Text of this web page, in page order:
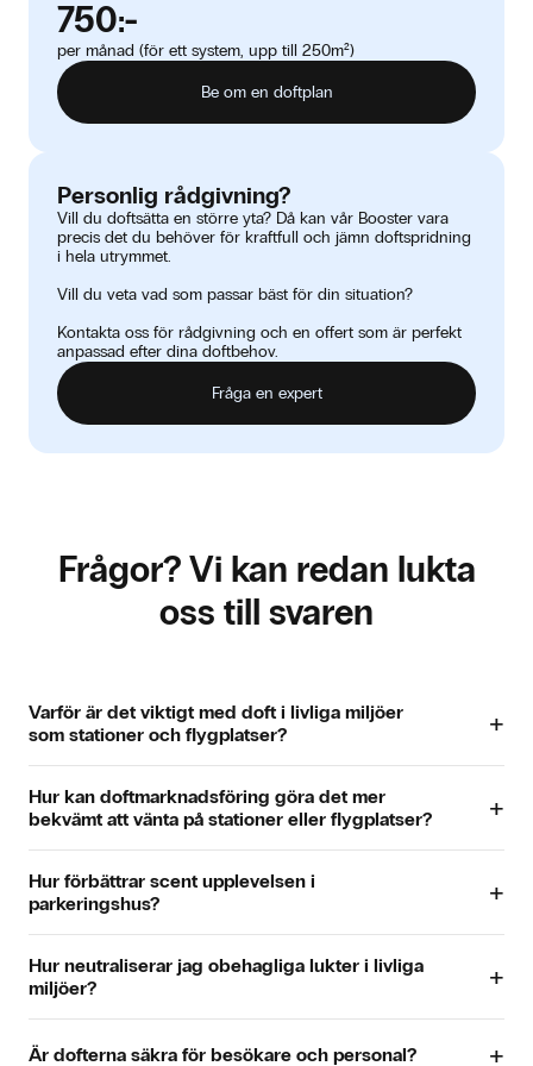
750:-
per månad (för ett system, upp till 250m²)
Be om en doftplan
Personlig rådgivning?
Vill du doftsätta en större yta? Då kan vår Booster vara
precis det du behöver för kraftfull och jämn doftspridning
i hela utrymmet.
Vill du veta vad som passar bäst för din situation?
Kontakta oss för rådgivning och en offert som är perfekt
anpassad efter dina doftbehov.
Fråga en expert
Frågor? Vi kan redan lukta
oss till svaren
Varför är det viktigt med doft i livliga miljöer
som stationer och flygplatser?
+
utrymme. På välbesökta platser skapar en subtil doft en
fräsch, inbjudande och behaglig atmosfär som får
behagliga.
Hur kan doftmarknadsföring göra det mer
bekvämt att vänta på stationer eller flygplatser?
+
väntrummet och gör att det känns lugnare, fräschare och
trevligare. Resenärerna upplever mindre stress och tycker
Hur förbättrar scent upplevelsen i
parkeringshus?
+
att besökarna känner sig trygga och välkomna direkt. Detta
ökar trivseln och kundnöjdheten och ger ett positivt intryck
Hur neutraliserar jag obehagliga lukter i livliga
miljöer?
+
med hjälp av avancerad diffusionsteknik samtidigt som de
Är dofterna säkra för besökare och personal? +